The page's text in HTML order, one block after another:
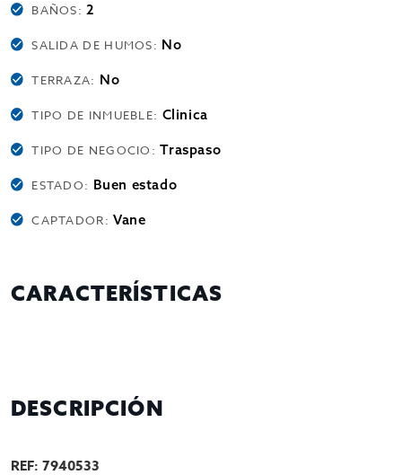
BAÑOS:2
SALIDA DE HUMOS: No
TERRAZA: No
TIPO DE INMUEBLE: Clinica
TIPO DE NEGOCIO:Traspaso
ESTADO: Buen estado
CAPTADOR:Vane
CARACTERÍSTICAS
DESCRIPCIÓN
REF: 7940533